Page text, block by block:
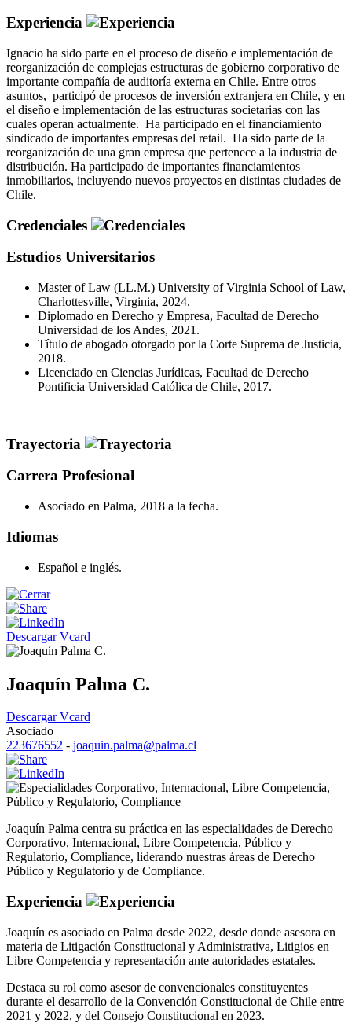
Experiencia
Ignacio ha sido parte en el proceso de diseño e implementación de
reorganización de complejas estructuras de gobierno corporativo de
importante compañía de auditoría externa en Chile. Entre otros
asuntos, participó de procesos de inversión extranjera en Chile, y en
el diseño e implementación de las estructuras societarias con las
cuales operan actualmente. Ha participado en el financiamiento
sindicado de importantes empresas del retail. Ha sido parte de la
reorganización de una gran empresa que pertenece a la industria de
distribución. Ha participado de importantes financiamientos
inmobiliarios, incluyendo nuevos proyectos en distintas ciudades de
Chile.
Credenciales
Estudios Universitarios
Master of Law (LL.M.) University of Virginia School of Law,
Charlottesville, Virginia, 2024.
Diplomado en Derecho y Empresa, Facultad de Derecho
Universidad de los Andes, 2021.
Título de abogado otorgado por la Corte Suprema de Justicia,
2018.
Licenciado en Ciencias Jurídicas, Facultad de Derecho
Pontificia Universidad Católica de Chile, 2017.
Trayectoria
Carrera Profesional
Asociado en Palma, 2018 a la fecha.
Idiomas
Español e inglés.
Descargar Vcard
Joaquín Palma C.
Descargar Vcard
Asociado
223676552 - joaquin.palma@palma.cl
Corporativo, Internacional, Libre Competencia,
Público y Regulatorio, Compliance
Joaquín Palma centra su práctica en las especialidades de Derecho
Corporativo, Internacional, Libre Competencia, Público y
Regulatorio, Compliance, liderando nuestras áreas de Derecho
Público y Regulatorio y de Compliance.
Experiencia
Joaquín es asociado en Palma desde 2022, desde donde asesora en
materia de Litigación Constitucional y Administrativa, Litigios en
Libre Competencia y representación ante autoridades estatales.
Destaca su rol como asesor de convencionales constituyentes
durante el desarrollo de la Convención Constitucional de Chile entre
2021 y 2022, y del Consejo Constitucional en 2023.